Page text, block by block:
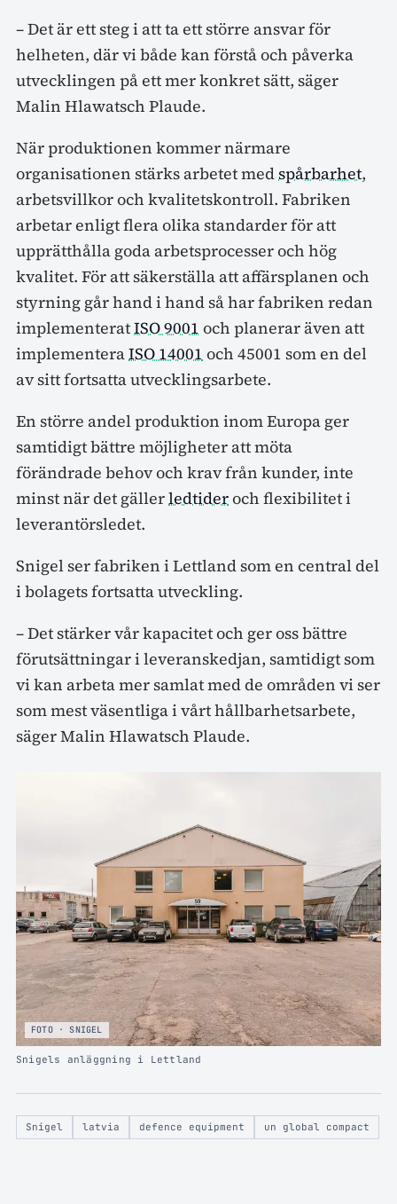
– Det är ett steg i att ta ett större ansvar för
helheten, där vi både kan förstå och påverka
utvecklingen på ett mer konkret sätt, säger
Malin Hlawatsch Plaude.
När produktionen kommer närmare
organisationen stärks arbetet medspårbarhet,
arbetsvillkor och kvalitetskontroll. Fabriken
arbetar enligt flera olika standarder för att
upprätthålla goda arbetsprocesser och hög
kvalitet. För att säkerställa att affärsplanen och
styrning går hand i hand så har fabriken redan
implementeratISO 9001 och planerar även att
implementeraISO 14001och 45001 som en del
av sitt fortsatta utvecklingsarbete.
En större andel produktion inom Europa ger
samtidigt bättre möjligheter att möta
förändrade behov och krav från kunder, inte
minst när det gällerledtideroch flexibilitet i
leverantörsledet.
Snigel ser fabriken i Lettland som en central del
i bolagets fortsatta utveckling.
– Det stärker vår kapacitet och ger oss bättre
förutsättningar i leveranskedjan, samtidigt som
vi kan arbeta mer samlat med de områden vi ser
som mest väsentliga i vårt hållbarhetsarbete,
säger Malin Hlawatsch Plaude.
FOTO · SNIGEL
Snigels anläggning i Lettland
Snigel latvia defence equipment un global compact